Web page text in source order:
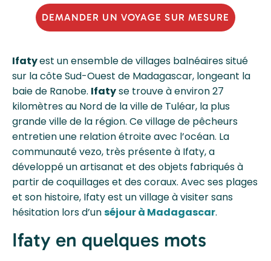
Ifatyest un ensemble de villages balnéaires situé
sur la côte Sud-Ouest de Madagascar, longeant la
baie de Ranobe. Ifatyse trouve à environ 27
kilomètres au Nord de la ville de Tuléar, la plus
grande ville de la région. Ce village de pêcheurs
entretien une relation étroite avec l’océan. La
communauté vezo, très présente à Ifaty, a
développé un artisanat et des objets fabriqués à
partir de coquillages et des coraux. Avec ses plages
et son histoire, Ifaty est un village à visiter sans
hésitation lors d’unséjour à Madagascar.
Ifaty en quelques mots
DEMANDER UN VOYAGE SUR MESURE